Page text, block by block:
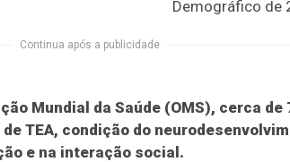
Demográfico de
Continua após a publicidade
Mundial da Saúde (OMS), cerca de
TEA, condição do
e na interação social.